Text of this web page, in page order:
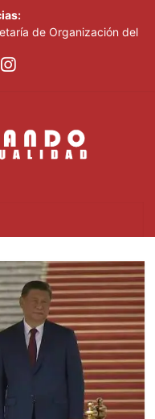
de Organización del
en reunión solemne
reportada como
los Effie Awards